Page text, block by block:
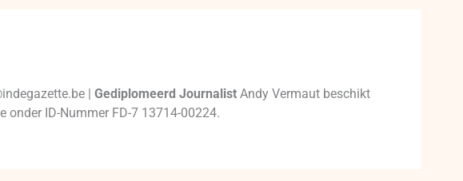
|Gediplomeerd Journalist Andy Vermaut beschikt
onder ID-Nummer FD-7 13714-00224.